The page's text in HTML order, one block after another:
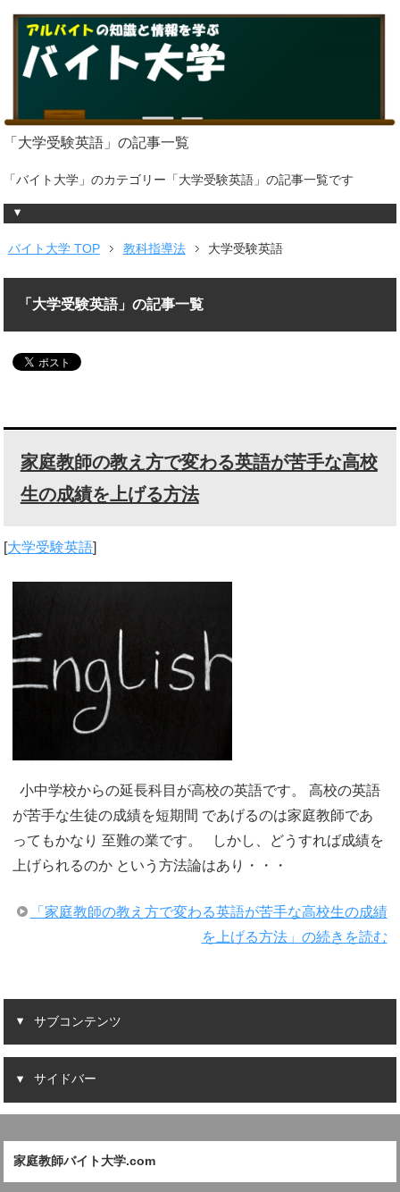
「大学受験英語」の記事一覧
「バイト大学」のカテゴリー「大学受験英語」の記事一覧です
バイト大学 TOP 教科指導法 大学受験英語
「大学受験英語」の記事一覧
家庭教師の教え方で変わる英語が苦手な高校
生の成績を上げる方法
大学受験英語
小中学校からの延長科目が高校の英語です。 高校の英語
が苦手な生徒の成績を短期間 であげるのは家庭教師であ
ってもかなり 至難の業です。 しかし、どうすれば成績を
上げられるのか という方法論はあり・・・
「家庭教師の教え方で変わる英語が苦手な高校生の成績
を上げる方法」の続きを読む
サブコンテンツ
サイドバー
家庭教師バイト大学.com